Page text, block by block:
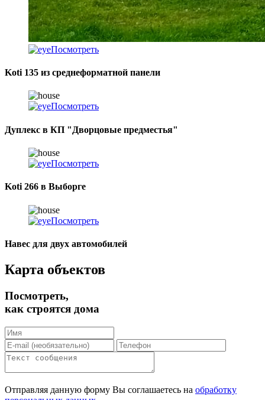
Посмотреть
Koti 135 из среднеформатной панели
Посмотреть
Дуплекс в КП "Дворцовые предместья"
Посмотреть
Koti 266 в Выборге
Посмотреть
Навес для двух автомобилей
Карта объектов
Посмотреть,
как строятся дома
Отправляя данную форму Вы соглашаетесь на обработку